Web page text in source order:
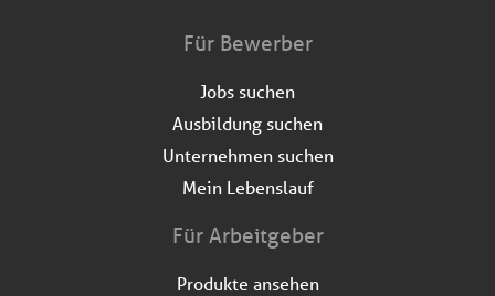
Für Bewerber
Jobs suchen
Ausbildung suchen
Unternehmen suchen
Mein Lebenslauf
Für Arbeitgeber
Produkte ansehen